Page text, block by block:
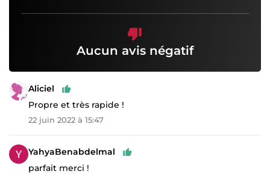
Aucun avis négatif
Aliciel
Propre et très rapide !
22 juin 2022 à 15:47
YahyaBenabdelmal
parfait merci !